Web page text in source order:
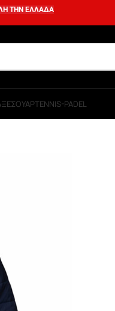
ΤΗΝ ΕΛΛΑΔΑ
TENNIS-PADEL